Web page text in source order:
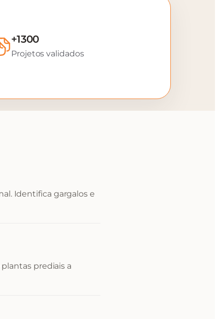
+1300
Projetos validados
Identifica gargalos e
prediais a